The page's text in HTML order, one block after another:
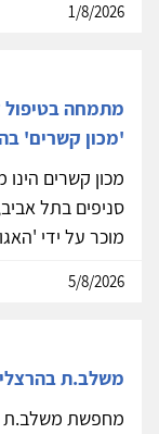
1/8/2026
מתמחה בטיפול
'מכון קשרים'
מכון קשרים הינו
סניפים בתל
מוכר על ידי
5/8/2026
משלב.ת
מחפשת משלב.ת